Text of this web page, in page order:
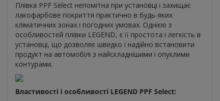
Плівка PPF Select непомітна при установці і захищає
лакофарбове покриття практично в будь-яких
кліматичних зонах і погодних умовах. Однією з
особливостей плівки LEGEND, є її простота і легкість в
установці, що дозволяє швидко і надійно встановити
продукт на автомобілі з найскладнішими і опуклими
контурами.
Властивості і особливості LEGEND PPF Select: